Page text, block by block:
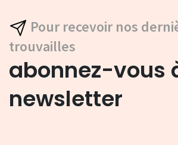
Pour recevoir nos
trouvailles
abonnez-vous
newsletter